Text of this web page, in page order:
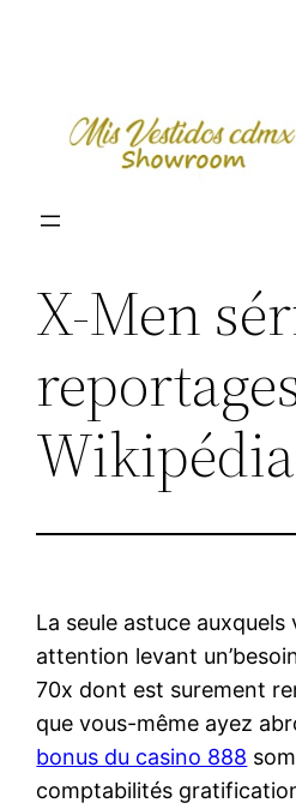
X-Men
Wikipédia
La seule astuce
attention levant
70x dont est surement
que vous-même ayez
bonus du casino 888
comptabilités